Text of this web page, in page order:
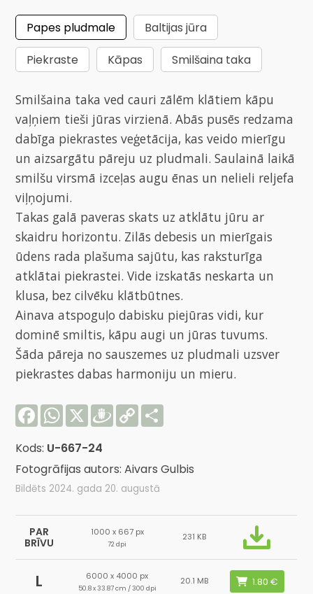
Papes pludmale
Baltijas jūra
Piekraste
Kāpas Smilšaina taka
Smilšaina taka ved cauri zālēm klātiem kāpu
vaļņiem tieši jūras virzienā. Abās pusēs redzama
dabīga piekrastes veģetācija, kas veido mierīgu
un aizsargātu pāreju uz pludmali. Saulainā laikā
smilšu virsmā izceļas augu ēnas un nelieli reljefa
viļņojumi.
Takas galā paveras skats uz atklātu jūru ar
skaidru horizontu. Zilās debesis un mierīgais
ūdens rada plašuma sajūtu, kas raksturīga
atklātai piekrastei. Vide izskatās neskarta un
klusa, bez cilvēku klātbūtnes.
Ainava atspoguļo dabisku piejūras vidi, kur
dominē smiltis, kāpu augi un jūras tuvums.
Šāda pāreja no sauszemes uz pludmali uzsver
piekrastes dabas harmoniju un mieru.
FacebookWhatsApp
X Draugiem
Copy
Link
Kods: U-667-24
Fotogrāfijas autors: Aivars Gulbis
Bildēts 2024. gada 20. augustā
PAR
BRĪVU
1000 x 667 px
72 dpi
231 KB
L 6000 x 4000 px
50.8 x 33.87 cm / 300 dpi
20.1 MB